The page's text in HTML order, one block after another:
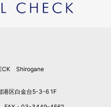
Shirogane
区白金台5-3-6 1F